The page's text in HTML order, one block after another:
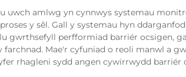
uwch amlwg yn cynnwys systemau
y sêl. Gall y systemau hyn
gwrthsefyll perfformiad barriér ocsigen,
farchnad. Mae'r cyfuniad o reoli manwl a
rhagleni sydd angen cywirrwydd barriér